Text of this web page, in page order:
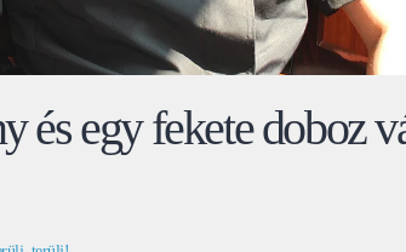
és egy fekete doboz